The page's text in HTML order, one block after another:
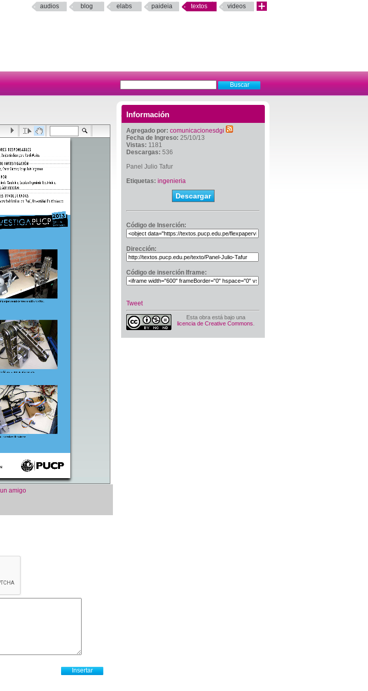
audios blog elabs paideia textos videos
Información
Agregado por: comunicacionesdgi
Fecha de Ingreso: 25/10/13
Vistas: 1181
Descargas: 536
Panel Julio Tafur
Etiquetas: ingenieria
Descargar
Código de Inserción:
Dirección:
Código de inserción Iframe:
Tweet
Esta obra está bajo una
licencia de Creative Commons
amigo